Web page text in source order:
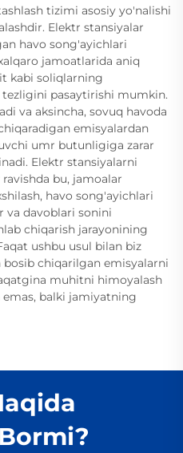
tizimi asosiy yo'nalishi
Elektr stansiyalar
havo song'ayichlari
jamoatlarida aniq
kabi soliqlarning
pasaytirishi mumkin.
va aksincha, sovuq havoda
emisyalardan
umr butunligiga zarar
Elektr stansiyalarni
bu, jamoalar
havo song'ayichlari
va davoblari sonini
chiqarish jarayonining
ushbu usul bilan biz
chiqarilgan emisyalarni
muhitni himoyalash
balki jamiyatning